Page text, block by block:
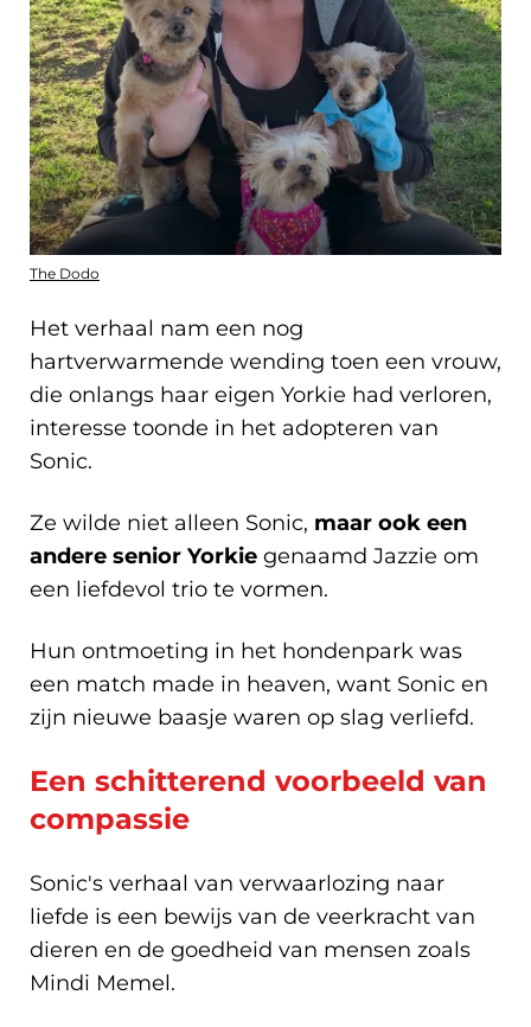
The Dodo
Het verhaal nam een nog
hartverwarmende wending toen een vrouw,
die onlangs haar eigen Yorkie had verloren,
interesse toonde in het adopteren van
Sonic.
Ze wilde niet alleen Sonic, maar ook een
andere senior Yorkie genaamd Jazzie om
een liefdevol trio te vormen.
Hun ontmoeting in het hondenpark was
een match made in heaven, want Sonic en
zijn nieuwe baasje waren op slag verliefd.
Een schitterend voorbeeld van
compassie
Sonic's verhaal van verwaarlozing naar
liefde is een bewijs van de veerkracht van
dieren en de goedheid van mensen zoals
Mindi Memel.